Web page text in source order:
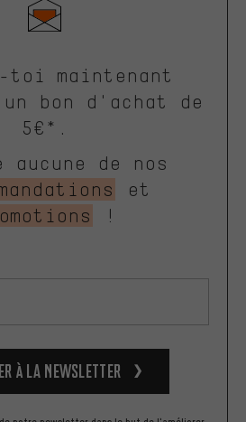
maintenant
bon d'achat de
5€*.
aucune de nos
et
!
à la newsletter